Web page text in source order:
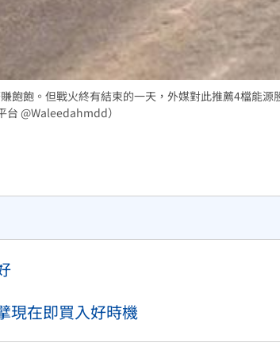
飽飽。但戰火終有結束的一天，外媒對此推薦4檔能源
@Waleedahmdd）
現在即買入好時機